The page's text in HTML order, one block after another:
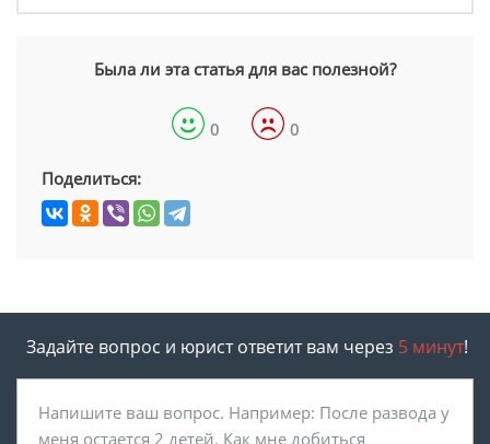
Была ли эта статья для вас полезной?
0 0
Поделиться:
Задайте вопрос и юрист ответит вам через 5 минут!